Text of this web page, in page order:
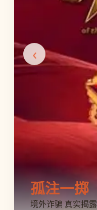
孤注一掷
境外诈骗 真实揭露
‹